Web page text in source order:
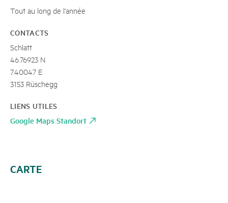
Tout au long de l'année
CONTACTS
Schlatt
46.76923 N
7.40047 E
3153 Rüschegg
LIENS UTILES
Google Maps Standort
CARTE